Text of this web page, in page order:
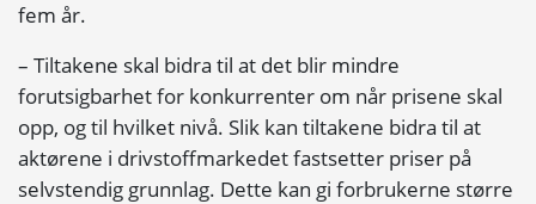
fem år.
– Tiltakene skal bidra til at det blir mindre
forutsigbarhet for konkurrenter om når prisene skal
opp, og til hvilket nivå. Slik kan tiltakene bidra til at
aktørene i drivstoffmarkedet fastsetter priser på
selvstendig grunnlag. Dette kan gi forbrukerne større